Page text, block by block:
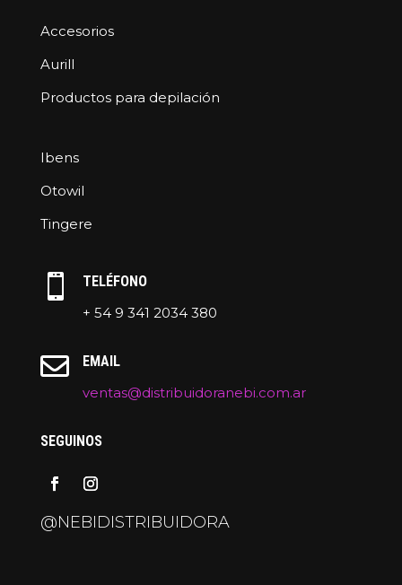
Accesorios
Aurill
Productos para depilación
Ibens
Otowil
Tingere

TELÉFONO
+ 54 9 341 2034 380

EMAIL
ventas@distribuidoranebi.com.ar
SEGUINOS
@NEBIDISTRIBUIDORA